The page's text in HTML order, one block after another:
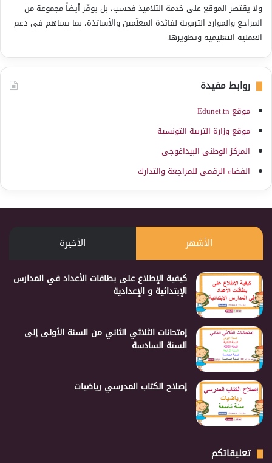
ولا يقتصر الموقع على خدمة التلاميذ فحسب، بل يوفّر أيضاً مجموعة من
المراجع والموارد التربوية لفائدة المعلّمين والأساتذة، بما يساهم في دعم
العملية التعليمية وتطويرها.
روابط مفيدة
موقع Edunet.tn
موقع وزارة التربية التونسية
المركز الوطني البيداغوجي
الفضاء الرقمي للمراجعة والتدارك
الأشهر الأخيرة
كيفية الإطلاع على بطاقات الأعداد في المدارس
الإبتدائية و الإعدادية
إمتحانات الثلاثي الثاني من السنة الأولى إلى
السنة السادسة
إصلاح الكتاب المدرسي رياضيات
تعليقاتكم